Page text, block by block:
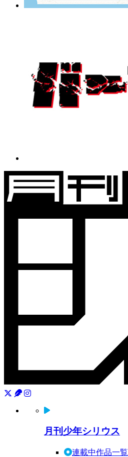
月刊少年シリウス
連載中作品一覧